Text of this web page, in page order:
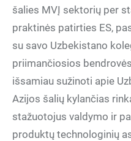
šalies MVĮ sektorių per
praktinės patirties ES,
su savo Uzbekistano
priimančiosios
išsamiau sužinoti apie
Azijos šalių kylančias
stažuotojus valdymo ir
produktų technologinių